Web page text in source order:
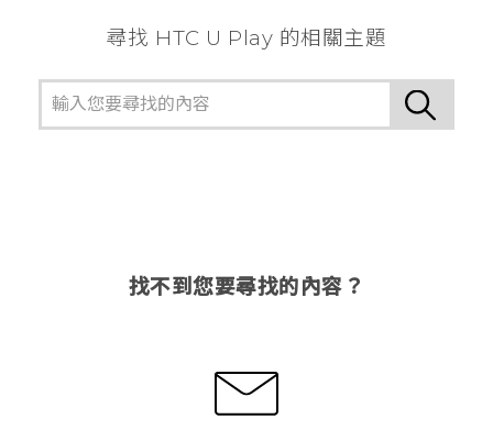
尋找 HTC U Play 的相關主題
找不到您要尋找的內容？